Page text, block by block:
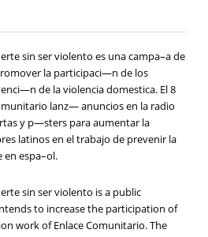
sin ser violento es una campa–a de
la participaci—n de los
de la violencia domestica. El 8
lanz— anuncios en la radio
y p—sters para aumentar la
latinos en el trabajo de prevenir la
en espa–ol.
sin ser violento is a public
to increase the participation of
work of Enlace Comunitario. The